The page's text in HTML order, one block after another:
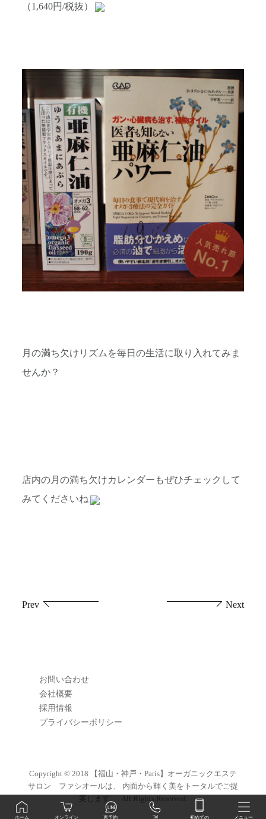
（1,640円/税抜）
月の満ち欠けリズムを毎日の生活に取り入れてみま
せんか？
店内の月の満ち欠けカレンダーもぜひチェックして
みてくださいね
ン
Prev Next
お問い合わせ
会社概要
採用情報
プライバシーポリシー
Copyright © 2018
【福山・神戸・Paris】オーガニックエステ
サロン ファシオールは、 内面から輝く美をトータルでご提
案します。 . All Rights Reserved.
ホーム オンライン 再予約 Tel 初めての メニュー